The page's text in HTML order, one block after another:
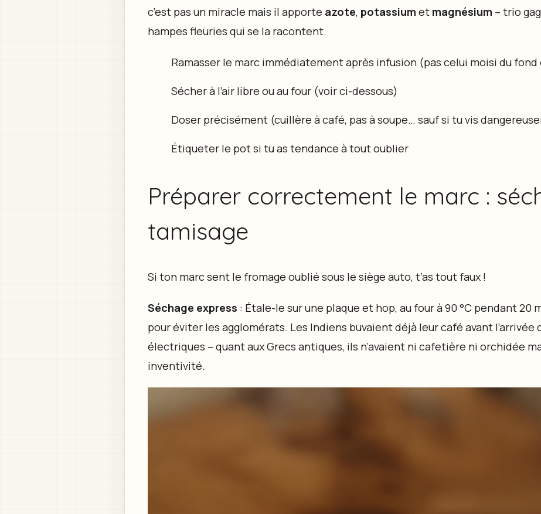
c’est pas un miracle mais il apporte azote, potassium et magnésium – trio
hampes fleuries qui se la racontent.
Ramasser le marc immédiatement après infusion (pas celui moisi du fond
Sécher à l’air libre ou au four (voir ci-dessous)
Doser précisément (cuillère à café, pas à soupe… sauf si tu vis
Étiqueter le pot si tu as tendance à tout oublier
Préparer correctement le marc :
tamisage
Si ton marc sent le fromage oublié sous le siège auto, t’as tout faux !
Séchage express : Étale-le sur une plaque et hop, au four à 90 °C pendant 20
pour éviter les agglomérats. Les Indiens buvaient déjà leur café avant l’arrivée
électriques – quant aux Grecs antiques, ils n’avaient ni cafetière ni orchidée
inventivité.